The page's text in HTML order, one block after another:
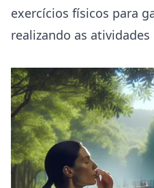
exercícios físicos para
realizando as